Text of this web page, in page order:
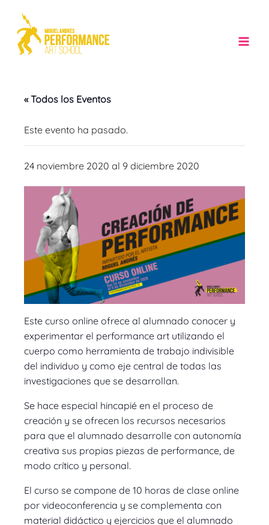
contenido
« Todos los Eventos
Este evento ha pasado.
24 noviembre 2020 al 9 diciembre 2020
Este curso online ofrece al alumnado conocer y
experimentar el performance art utilizando el
cuerpo como herramienta de trabajo indivisible
del individuo y como eje central de todas las
investigaciones que se desarrollan.
Se hace especial hincapié en el proceso de
creación y se ofrecen los recursos necesarios
para que el alumnado desarrolle con autonomía
creativa sus propias piezas de performance, de
modo crítico y personal.
El curso se compone de 10 horas de clase online
por videoconferencia y se complementa con
material didáctico y ejercicios que el alumnado